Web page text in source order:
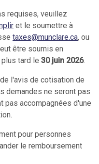
requises, veuillez
et le soumettre à
taxes@munclare.ca, ou
être soumis en
plus tard le 30juin 2026.
l'avis de cotisation de
demandes ne seront pas
accompagnées d'une
pour personnes
le remboursement